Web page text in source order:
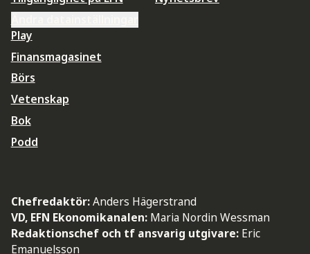
Play
Finansmagasinet
Börs
Vetenskap
Bok
Podd
Chefredaktör:Anders Hägerstrand
VD, EFN Ekonomikanalen: Maria Nordin Wessman
Redaktionschef och tf ansvarig utgivare: Eric
Emanuelsson